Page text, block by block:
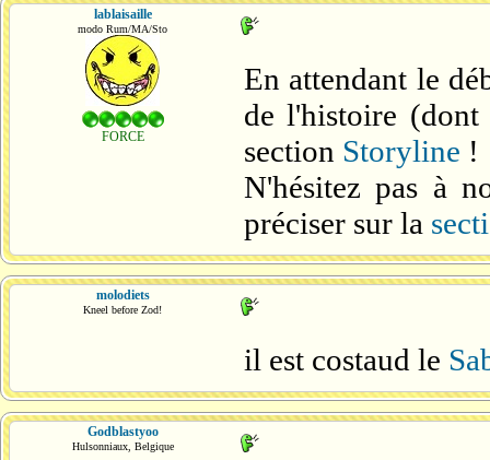
lablaisaille
modo Rum/MA/Sto
FORCE
En attendant le
de l'histoire
section Storyline !
N'hésitez pas à
préciser sur la
molodiets
Kneel before Zod!
il est costaud le
Godblastyoo
Hulsonniaux, Belgique